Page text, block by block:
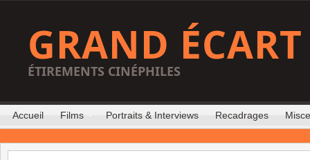
GRAND ÉCART
ÉTIREMENTS CINÉPHILES
Accueil Films Portraits & Interviews Recadrages